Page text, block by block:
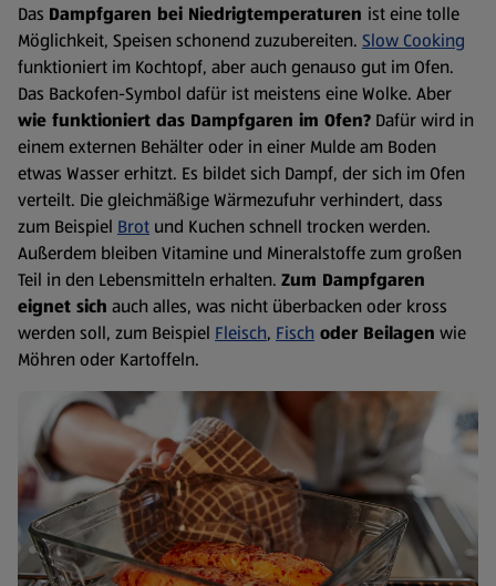
Das Dampfgaren bei Niedrigtemperaturen ist eine tolle
Möglichkeit, Speisen schonend zuzubereiten. Slow Cooking
funktioniert im Kochtopf, aber auch genauso gut im Ofen.
Das Backofen-Symbol dafür ist meistens eine Wolke. Aber
wie funktioniert das Dampfgaren im Ofen? Dafür wird in
einem externen Behälter oder in einer Mulde am Boden
etwas Wasser erhitzt. Es bildet sich Dampf, der sich im Ofen
verteilt. Die gleichmäßige Wärmezufuhr verhindert, dass
zum Beispiel Brot und Kuchen schnell trocken werden.
Außerdem bleiben Vitamine und Mineralstoffe zum großen
Teil in den Lebensmitteln erhalten. Zum Dampfgaren
eignet sich auch alles, was nicht überbacken oder kross
werden soll, zum Beispiel Fleisch, Fisch oder Beilagen wie
Möhren oder Kartoffeln.